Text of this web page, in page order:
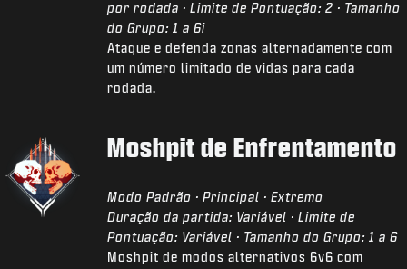
por rodada · Limite de Pontuação: 2 · Tamanho
do Grupo: 1 a 6i
Ataque e defenda zonas alternadamente com
um número limitado de vidas para cada
rodada.
Moshpit de Enfrentamento
Modo Padrão · Principal · Extremo
Duração da partida: Variável · Limite de
Pontuação: Variável · Tamanho do Grupo: 1 a 6
Moshpit de modos alternativos 6v6 com